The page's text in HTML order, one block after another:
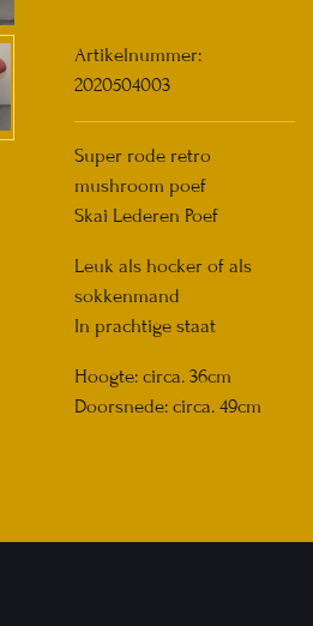
Artikelnummer:
2020504003
Super rode retro
mushroom poef
Skai Lederen Poef
Leuk als hocker of als
sokkenmand
In prachtige staat
Hoogte: circa. 36cm
Doorsnede: circa. 49cm